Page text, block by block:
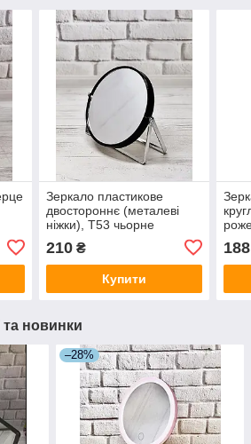
Зеркало пластикове
двостороннє (металеві
ніжки), T53 чьорне
210₴
Купити
188
та новинки
–28%